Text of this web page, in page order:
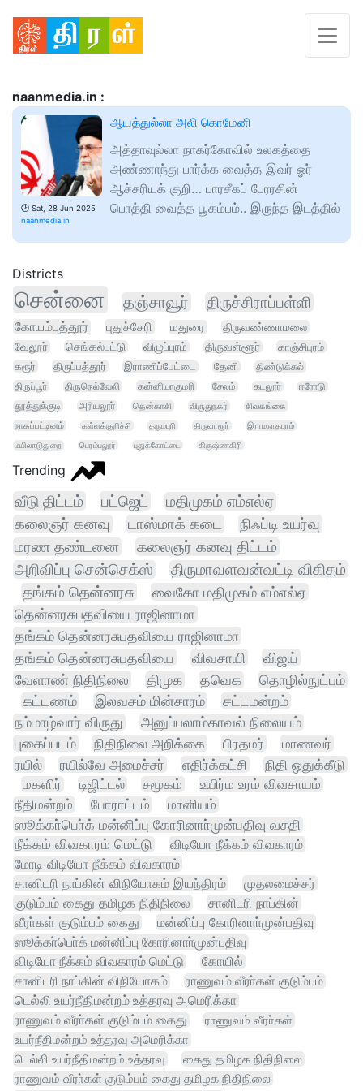
naanmedia.in :
🕑 Sat, 28 Jun 2025
naanmedia.in
ஆயத்துல்லா அலி கொமேனி
அத்தாவுல்லா நாகர்கோவில் உலகத்தை
அண்ணாந்து பார்க்க வைத்த இவர் ஓர்
ஆச்சரியக் குறி… பாரசீகப் பேரரசின்
பொத்தி வைத்த பூகம்பம்.. இருந்த இடத்தில்
Districts
சென்னை தஞ்சாவூர் திருச்சிராப்பள்ளி
கோயம்புத்தூர் புதுச்சேரி மதுரை திருவண்ணாமலை
வேலூர் செங்கல்பட்டு விழுப்புரம் திருவள்ளூர்
காஞ்சிபுரம்
கரூர்
திருப்பத்தூர் இராணிப்பேட்டை தேனி
திண்டுக்கல்
திருப்பூர்
திருநெல்வேலி கன்னியாகுமரி சேலம் கடலூர்
ஈரோடு
தூத்துக்குடி
அரியலூர் தென்காசி விருதுநகர்
சிவகங்கை
நாகப்பட்டினம்
கள்ளக்குறிச்சி தருமபுரி திருவாரூர்
இராமநாதபுரம்
மயிலாடுதுறை
பெரம்பலூர் புதுக்கோட்டை கிருஷ்ணகிரி
Trending
வீடு திட்டம் பட்ஜெட்
மதிமுகம் எம்எல்ஏ
கலைஞர் கனவு
டாஸ்மாக் கடை
நிஃப்டி உயர்வு
மரண தண்டனை
கலைஞர் கனவு திட்டம்
அறிவிப்பு சென்செக்ஸ்
திருமாவளவன்வட்டி விகிதம்
தங்கம் தென்னரசு
வைகோ மதிமுகம் எம்எல்ஏ
தென்னரசுபதவியை ராஜினாமா
தங்கம் தென்னரசுபதவியை ராஜினாமா
தங்கம் தென்னரசுபதவியை
விவசாயி
விஜய்
வேளாண் நிதிநிலை
திமுக தவெக
தொழில்நுட்பம்
கட்டணம்
இலவசம் மின்சாரம்
சட்டமன்றம்
நம்மாழ்வார் விருது
அனுப்பலாம்காவல் நிலையம்
புகைப்படம்
நிதிநிலை அறிக்கை பிரதமர்
மாணவர்
ரயில்
ரயில்வே அமைச்சர் எதிர்க்கட்சி நிதி ஒதுக்கீடு
மகளிர் டிஜிட்டல் சமூகம்
உயிர்ம உரம் விவசாயம்
நீதிமன்றம்
போராட்டம்
மானியம்
ஸூக்கா்பொ்க் மன்னிப்பு கோரினாா்முன்பதிவு வசதி
நீக்கம் விவகாரம் மெட்டு
விடியோ நீக்கம் விவகாரம்
மோடி விடியோ நீக்கம் விவகாரம்
சானிடரி நாப்கின் விநியோகம் இயந்திரம்
முதலமைச்சர்
குடும்பம் கைது தமிழக நிதிநிலை
சானிடரி நாப்கின்
வீரா்கள் குடும்பம் கைது
மன்னிப்பு கோரினாா்முன்பதிவு
ஸூக்கா்பொ்க் மன்னிப்பு கோரினாா்முன்பதிவு
விடியோ நீக்கம் விவகாரம் மெட்டு
கோயில்
சானிடரி நாப்கின் விநியோகம்
ராணுவம் வீரா்கள் குடும்பம்
டெல்லி உயர்நீதிமன்றம் உத்தரவு அமெரிக்கா
ராணுவம் வீரா்கள் குடும்பம் கைது
ராணுவம் வீரா்கள்
உயர்நீதிமன்றம் உத்தரவு அமெரிக்கா
டெல்லி உயர்நீதிமன்றம் உத்தரவு
கைது தமிழக நிதிநிலை
ராணுவம் வீரா்கள் குடும்பம் கைது தமிழக நிதிநிலை